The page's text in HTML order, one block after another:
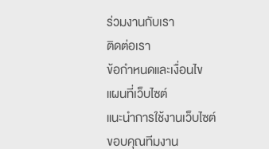
ร่วมงานกับเรา
ติดต่อเรา
ข้อกำหนดและเงื่อนไข
แผนที่เว็บไซต์
แนะนำการใช้งานเว็บไซต์
ขอบคุณทีมงาน